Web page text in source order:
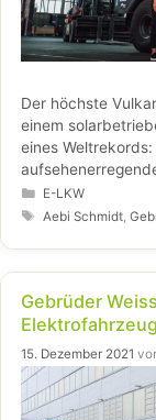
Der höchste
einem
eines
chilenischen
Schweizer hinter
Kategorien
E-LKW
Schlagwörter
Aebi Schmidt,
Gebrüder
15. Dezember 2021